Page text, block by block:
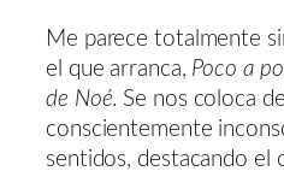
Me parece totalmente
el que arranca, Poco a
de Noé. Se nos coloca
conscientemente
sentidos, destacando el